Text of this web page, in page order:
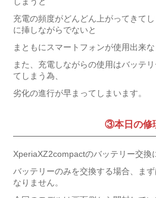
充電の頻度がどんどん上がってきて
に挿しながらでないと
まともにスマートフォンが使用出来な
また、充電しながらの使用はバッテ
てしまう為、
劣化の進行が早まってしまいます。
③本日の修
XperiaXZ2compactのバッテリー交換
バッテリーのみを交換する場合、ま
なりません。